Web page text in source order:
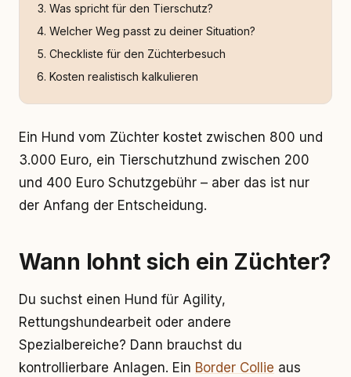
Was spricht für den Tierschutz?
Welcher Weg passt zu deiner Situation?
Checkliste für den Züchterbesuch
Kosten realistisch kalkulieren
Ein Hund vom Züchter kostet zwischen 800 und
3.000 Euro, ein Tierschutzhund zwischen 200
und 400 Euro Schutzgebühr – aber das ist nur
der Anfang der Entscheidung.
Wann lohnt sich ein Züchter?
Du suchst einen Hund für Agility,
Rettungshundearbeit oder andere
Spezialbereiche? Dann brauchst du
kontrollierbare Anlagen. Ein Border Collie aus